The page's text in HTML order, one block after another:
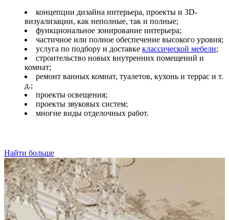
концепции дизайна интерьера, проекты и 3D-
визуализации, как неполные, так и полные;
функциональное зонирование интерьера;
частичное или полное обеспечение высокого уровня;
услуга по подбору и доставке классической мебели;
строительство новых внутренних помещений и
комнат;
ремонт ванных комнат, туалетов, кухонь и террас и т.
д.;
проекты освещения;
проекты звуковых систем;
многие виды отделочных работ.
Найти больше